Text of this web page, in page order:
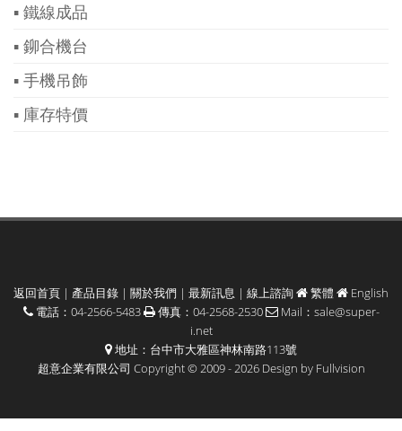
▪ 鐵線成品
▪ 鉚合機台
▪ 手機吊飾
▪ 庫存特價
返回首頁 | 產品目錄 | 關於我們 | 最新訊息 | 線上諮詢 繁體
English
電話：04-2566-5483
傳真：04-2568-2530 Mail： sale@super-
i.net
地址：台中市大雅區神林南路113號
超意企業有限公司 Copyright © 2009 - 2026 Design by Fullvision